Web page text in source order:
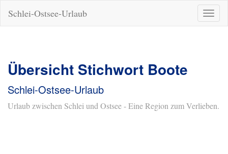
ein-/
Schlei-Ostsee-Urlaub
Übersicht Stichwort Boote
Schlei-Ostsee-Urlaub
Urlaub zwischen Schlei und Ostsee - Eine Region zum Verlieben.